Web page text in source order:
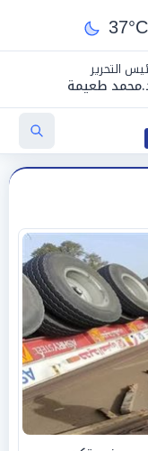
37°C
التحرير
طعيمة